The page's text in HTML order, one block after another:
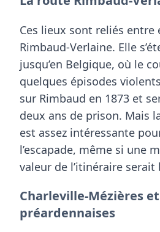
Ces lieux sont reliés entre
Rimbaud-Verlaine. Elle
jusqu’en Belgique, où le
quelques épisodes
sur Rimbaud en 1873 et
deux ans de prison. Mais
est assez intéressante
l’escapade, même si une
valeur de l’itinéraire
Charleville-Mézières
préardennaises